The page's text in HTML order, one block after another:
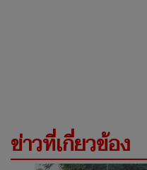
ข่าวที่เกี่ยวข้อง